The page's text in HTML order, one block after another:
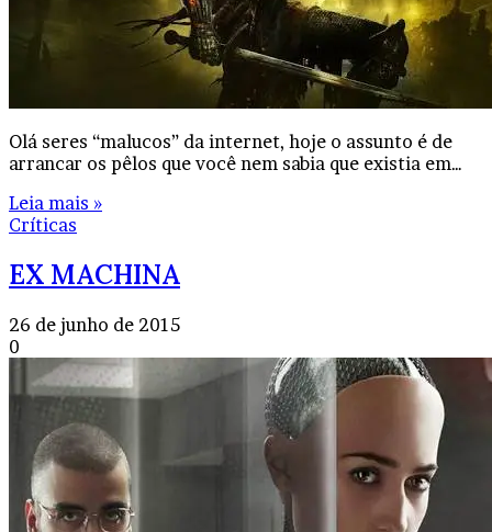
Olá seres “malucos” da internet, hoje o assunto é de
arrancar os pêlos que você nem sabia que existia em…
Leia mais »
Críticas
EX MACHINA
26 de junho de 2015
0